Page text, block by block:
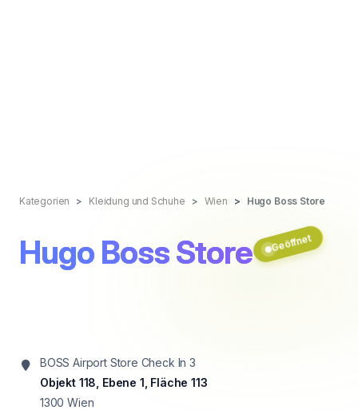
Kategorien Kleidung und Schuhe Wien Hugo Boss Store
Hugo Boss Store Geöffnet
BOSS Airport Store Check In 3
Objekt 118, Ebene 1, Fläche 113
1300 Wien